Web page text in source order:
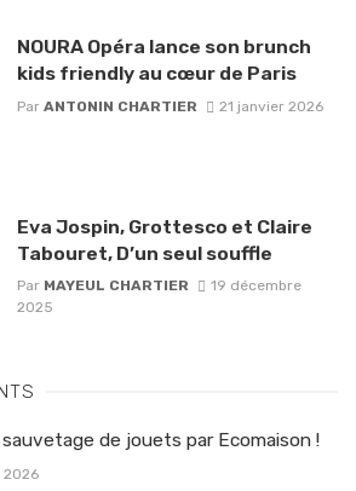
NOURA Opéra lance son brunch
kids friendly au cœur de Paris
Par ANTONIN CHARTIER 21 janvier 2026
Eva Jospin, Grottesco et Claire
Tabouret, D’un seul souffle
Par MAYEUL CHARTIER
19 décembre
2025
sauvetage de jouets par Ecomaison !
2026